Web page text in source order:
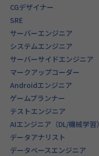
CGデザイナー
SRE
サーバーエンジニア
システムエンジニア
サーバーサイドエンジニア
マークアップコーダー
Androidエンジニア
ゲームプランナー
テストエンジニア
AIエンジニア（DL/機械学習）
データアナリスト
データベースエンジニア